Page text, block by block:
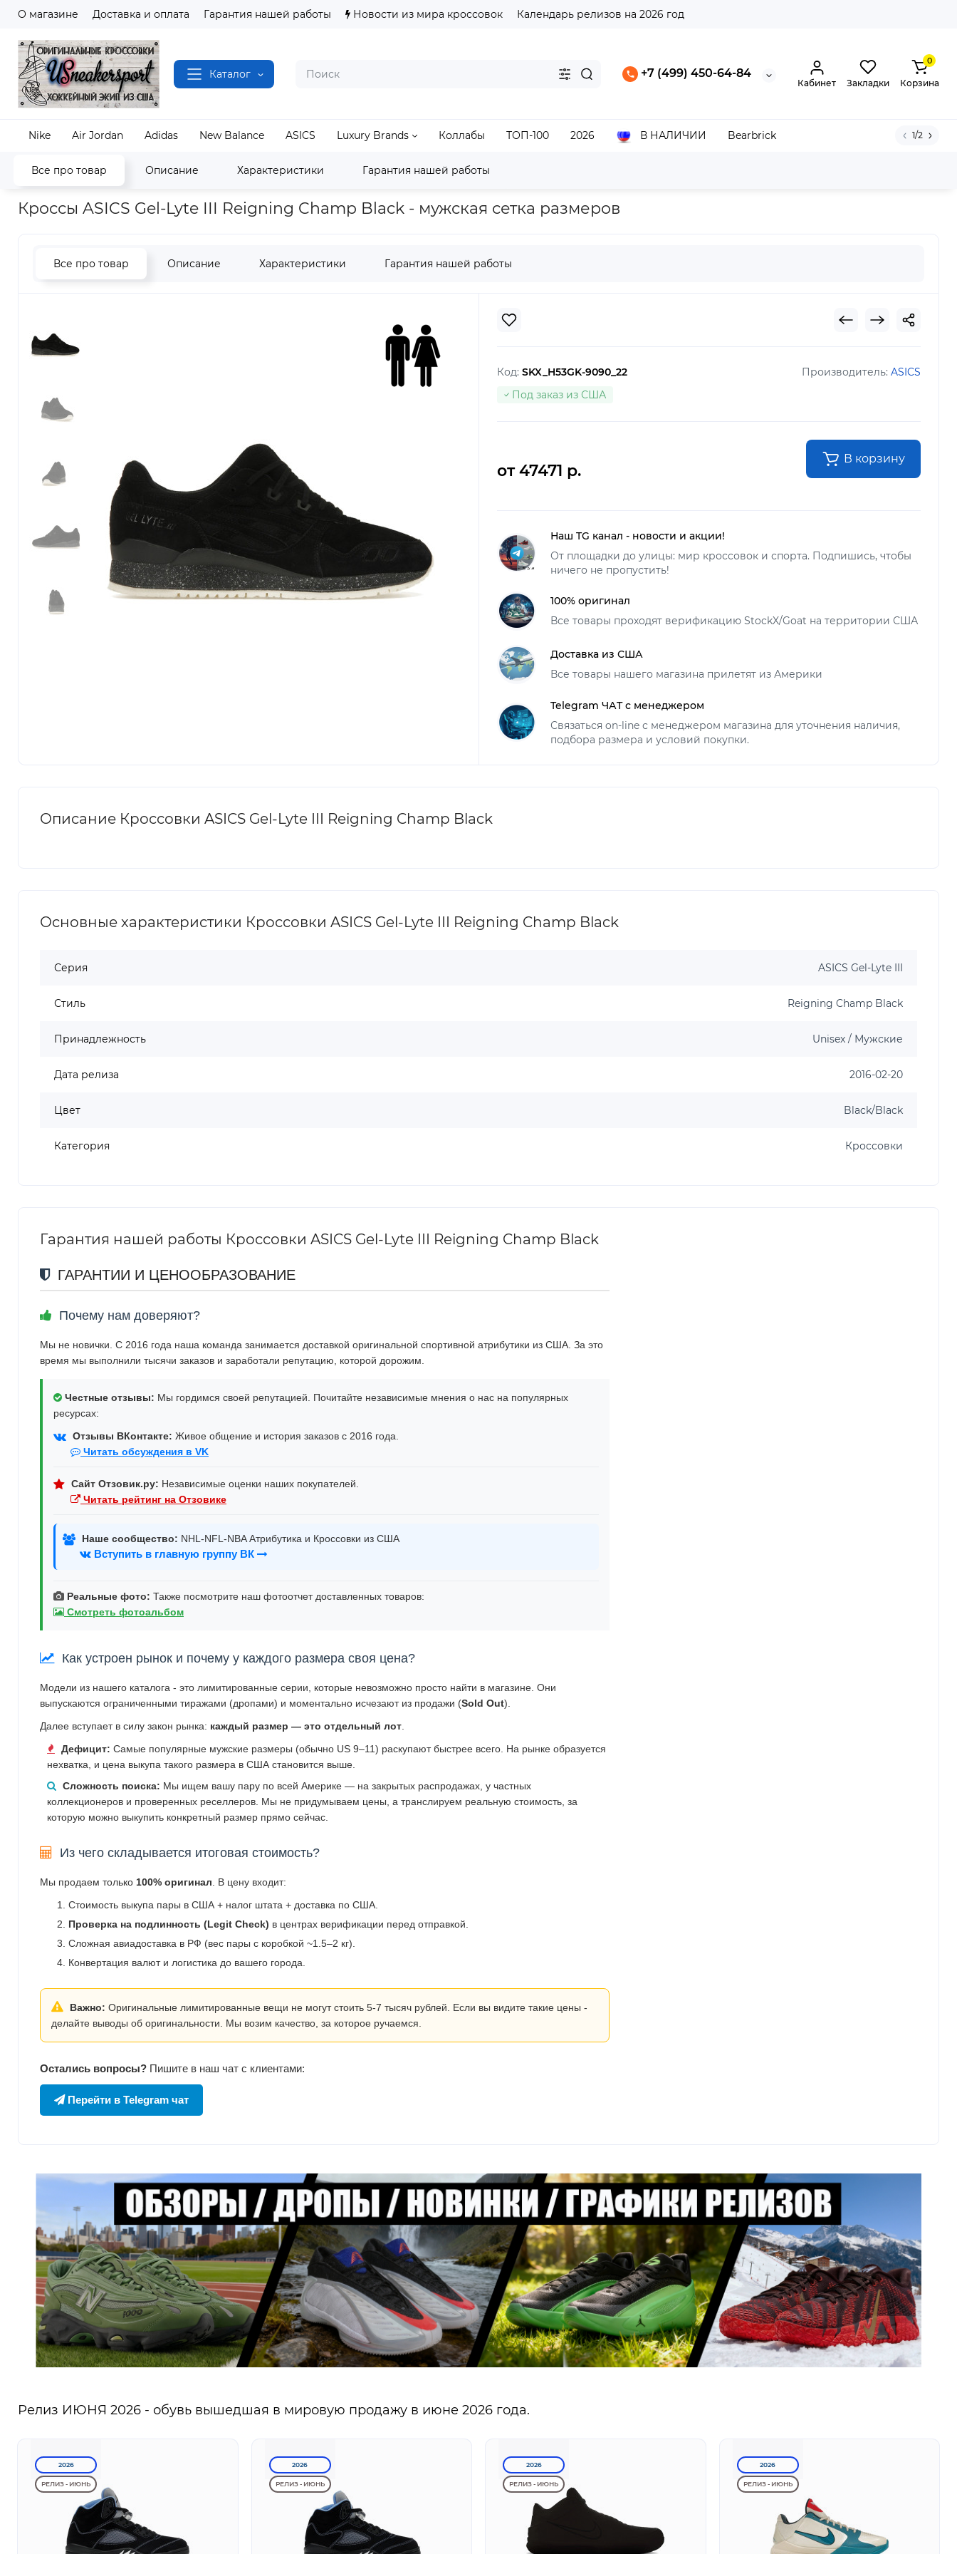
О магазине Доставка и оплата Гарантия нашей работы Новости из мира кроссовок Календарь релизов на 2026 год
Каталог +7 (499) 450-64-84
Кабинет Закладки
0
Корзина
Nike Air Jordan Adidas New Balance ASICS Luxury Brands Коллабы ТОП-100 2026 В НАЛИЧИИ Bearbrick 1/2
Все про товар Описание Характеристики Гарантия нашей работы
Наш магазин Полный каталог кроссовок ASICS ASICS Gel-Lyte III Кроссовки ASICS Gel-Lyte III Reigning Champ Black
Кроссы ASICS Gel-Lyte III Reigning Champ Black - мужская сетка размеров
Все про товар Описание Характеристики Гарантия нашей работы
Код: SKX_H53GK-9090_22 Производитель: ASICS
Под заказ из США
от 47471 р.
В корзину
Наш TG канал - новости и акции!
От площадки до улицы: мир кроссовок и спорта. Подпишись, чтобы
ничего не пропустить!
100% оригинал
Все товары проходят верификацию StockX/Goat на территории США
Доставка из США
Все товары нашего магазина прилетят из Америки
Telegram ЧАТ с менеджером
Связаться on-line с менеджером магазина для уточнения наличия,
подбора размера и условий покупки.
Описание Кроссовки ASICS Gel-Lyte III Reigning Champ Black
Основные характеристики Кроссовки ASICS Gel-Lyte III Reigning Champ Black
Серия ASICS Gel-Lyte III
Стиль Reigning Champ Black
Принадлежность Unisex / Мужские
Дата релиза 2016-02-20
Цвет Black/Black
Категория Кроссовки
Гарантия нашей работы Кроссовки ASICS Gel-Lyte III Reigning Champ Black
ГАРАНТИИ И ЦЕНООБРАЗОВАНИЕ
Почему нам доверяют?
Мы не новички. С 2016 года наша команда занимается доставкой оригинальной спортивной атрибутики из США. За это
время мы выполнили тысячи заказов и заработали репутацию, которой дорожим.
Честные отзывы: Мы гордимся своей репутацией. Почитайте независимые мнения о нас на популярных
ресурсах:
Отзывы ВКонтакте: Живое общение и история заказов с 2016 года.
Читать обсуждения в VK
Сайт Отзовик.ру: Независимые оценки наших покупателей.
Читать рейтинг на Отзовике
Наше сообщество: NHL-NFL-NBA Атрибутика и Кроссовки из США
Вступить в главную группу ВК
Реальные фото: Также посмотрите наш фотоотчет доставленных товаров:
Смотреть фотоальбом
Как устроен рынок и почему у каждого размера своя цена?
Модели из нашего каталога - это лимитированные серии, которые невозможно просто найти в магазине. Они
выпускаются ограниченными тиражами (дропами) и моментально исчезают из продажи (Sold Out).
Далее вступает в силу закон рынка: каждый размер — это отдельный лот
Дефицит: Самые популярные мужские размеры (обычно US 9–11) раскупают быстрее всего. На рынке образуется
нехватка, и цена выкупа такого размера в США становится выше.
Сложность поиска: Мы ищем вашу пару по всей Америке — на закрытых распродажах, у частных
коллекционеров и проверенных реселлеров. Мы не придумываем цены, а транслируем реальную стоимость, за
которую можно выкупить конкретный размер прямо сейчас.
Из чего складывается итоговая стоимость?
Мы продаем только 100% оригинал . В цену входит:
Стоимость выкупа пары в США + налог штата + доставка по США.
Проверка на подлинность (Legit Check) в центрах верификации перед отправкой.
Сложная авиадоставка в РФ (вес пары с коробкой ~1.5–2 кг).
Конвертация валют и логистика до вашего города.
Важно: Оригинальные лимитированные вещи не могут стоить 5-7 тысяч рублей. Если вы видите такие цены -
делайте выводы об оригинальности. Мы возим качество, за которое ручаемся.
Остались вопросы? Пишите в наш чат с клиентами:
Перейти в Telegram чат
Релиз ИЮНЯ 2026 - обувь вышедшая в мировую продажу в июне 2026 года.
2026
РЕЛИЗ - ИЮНЬ
2026
РЕЛИЗ - ИЮНЬ
2026
РЕЛИЗ - ИЮНЬ
2026
РЕЛИЗ - ИЮНЬ